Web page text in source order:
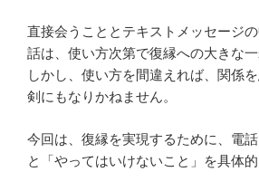
直接会うこととテキストメッセージ
話は、使い方次第で復縁への大きな一
しかし、使い方を間違えれば、関係
剣にもなりかねません。
今回は、復縁を実現するために、電話
と「やってはいけないこと」を具体的